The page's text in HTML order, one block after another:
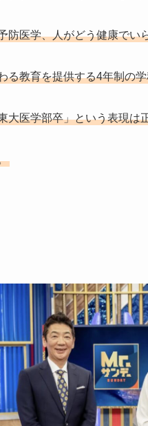
防医学、人がどう健康でい
る教育を提供する4年制の
大医学部卒」という表現